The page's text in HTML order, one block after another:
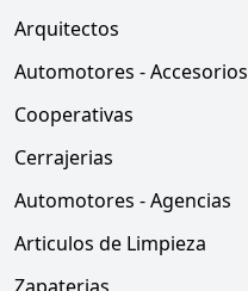
Arquitectos
Automotores - Accesorios
Cooperativas
Cerrajerias
Automotores - Agencias
Articulos de Limpieza